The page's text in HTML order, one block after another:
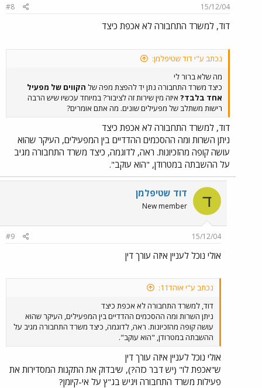
15/12/04
#8
דוד, למשרד התחבורה לא אכפת כיצד
נכתב ע"י דוד שטיפלמן:
מה שלא ברור לי
כיצד משרד התחבורה נתן יד להפצת מפה של הקווים של מפעיל
אחד בלבד? איזה מין שירות זה לציבור? במיוחד עכשיו שיש הרבה
רישות משתלב של מפעילים שונים. מה אתם אומרים?
דוד, למשרד התחבורה לא אכפת כיצד
ניתן השרות ומה ההסכמים ההדדיים בין המפעילים, העיקר שהוא
עושה קופה מהזכיונות. ראה, לדוגמה, כיצד משרד התחבורה מגיב
על ההשבתה במטרודן, "הוא עוקב".
ד דוד שטיפלמן
New member
15/12/04
#9
אולי נוכל לעניין איזה עורך דין
נכתב ע"י אוהד11:
דוד, למשרד התחבורה לא אכפת כיצד
ניתן השרות ומה ההסכמים ההדדיים בין המפעילים, העיקר שהוא
עושה קופה מהזכיונות. ראה, לדוגמה, כיצד משרד התחבורה מגיב על
ההשבתה במטרודן, "הוא עוקב".
אולי נוכל לעניין איזה עורך דין
ש"אכפת לו" (יש דבר כזה?), שיבדוק את התקנות המסדירות את
פעילות משרד התחבורה ויגיש בג"ץ על אי-קיומן?